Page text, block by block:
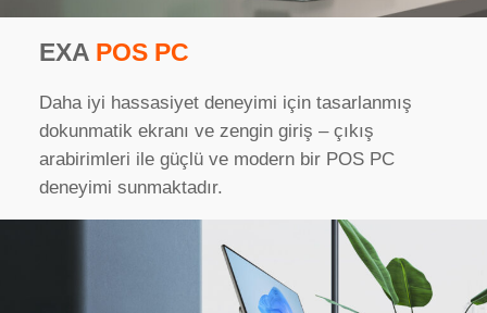
EXA POS PC
Daha iyi hassasiyet deneyimi için tasarlanmış
dokunmatik ekranı ve zengin giriş – çıkış
arabirimleri ile güçlü ve modern bir POS PC
deneyimi sunmaktadır.